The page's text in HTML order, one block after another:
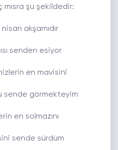
mısra şu şekildedir:
akşamıdır
senden esiyor
en mavisini
sende görmekteyim
en solmazını
sende sürdüm